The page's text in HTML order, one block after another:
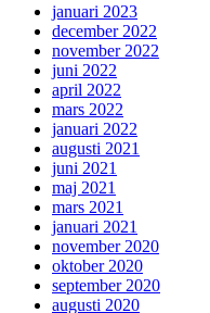
januari 2023
december 2022
november 2022
juni 2022
april 2022
mars 2022
januari 2022
augusti 2021
juni 2021
maj 2021
mars 2021
januari 2021
november 2020
oktober 2020
september 2020
augusti 2020